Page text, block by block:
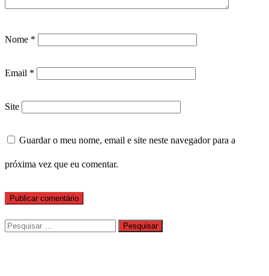
Nome *
Email *
Site
Guardar o meu nome, email e site neste navegador para a
próxima vez que eu comentar.
Pesquisar
por: